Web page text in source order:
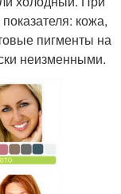
кожа,
пигменты на
неизменными.